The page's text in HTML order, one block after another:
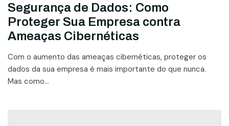
Segurança de Dados: Como
Proteger Sua Empresa contra
Ameaças Cibernéticas
Com o aumento das ameaças cibernéticas, proteger os
dados da sua empresa é mais importante do que nunca.
Mas como...